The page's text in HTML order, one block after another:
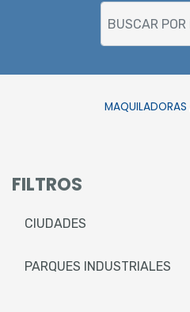
MAQUILADORAS
FILTROS
CIUDADES
PARQUES INDUSTRIALES